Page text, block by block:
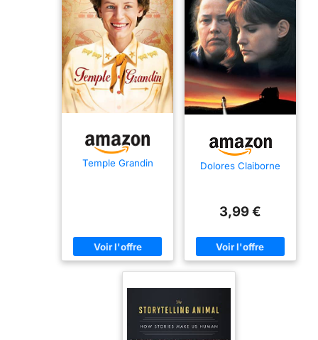
Temple Grandin Dolores Claiborne
3,99 €